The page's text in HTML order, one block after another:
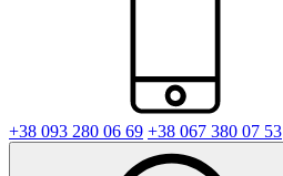
+38 093 280 06 69 +38 067 380 07 53